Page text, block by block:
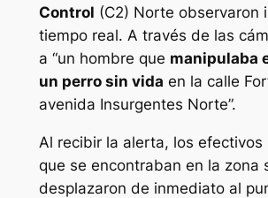
Control (C2) Norte observaron
tiempo real. A través de las
a “un hombre que manipulaba
un perro sin vida en la calle
avenida Insurgentes Norte”.
Al recibir la alerta, los efectivos
que se encontraban en la zona
desplazaron de inmediato al